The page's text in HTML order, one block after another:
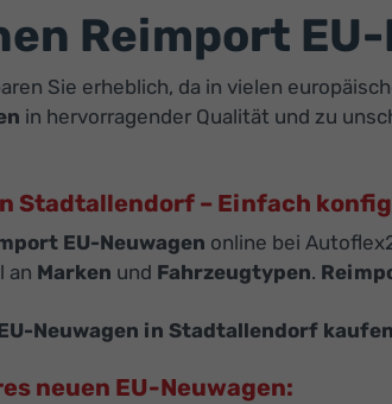
Reimport
Sie erheblich, da in vielen
in hervorragender Qualität und zu
Stadtallendorf – Einfach
EU-Neuwagen online bei
an Marken und Fahrzeugtypen.
Neuwagen in Stadtallendorf
neuen EU-Neuwagen: